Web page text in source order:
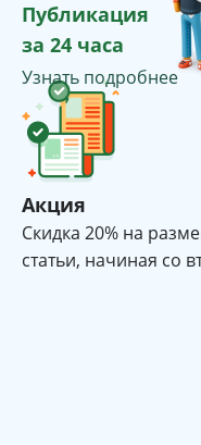
Публикация
за 24 часа
Узнать подробнее
Акция
Cкидка 20% на
статьи, начиная со